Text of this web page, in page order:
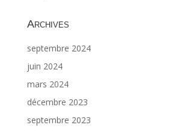
Archives
septembre 2024
juin 2024
mars 2024
décembre 2023
septembre 2023